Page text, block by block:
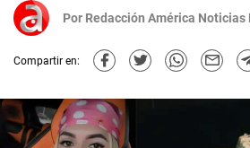
Por Redacción América Noticias
Compartir en: